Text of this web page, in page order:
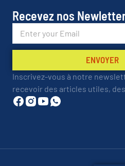
Recevez nos
ENVOYER
Inscrivez-vous à notre
recevoir des articles utiles,